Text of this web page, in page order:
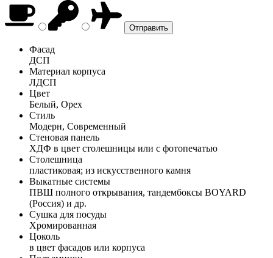
Фасад
ДСП
Материал корпуса
ЛДСП
Цвет
Белый, Орех
Стиль
Модерн, Современный
Стеновая панель
ХДФ в цвет столешницы или с фотопечатью
Столешница
пластиковая; из искусственного камня
Выкатные системы
ПВШ полного открывания, тандембоксы BOYARD
(Россия) и др.
Сушка для посуды
Хромированная
Цоколь
в цвет фасадов или корпуса